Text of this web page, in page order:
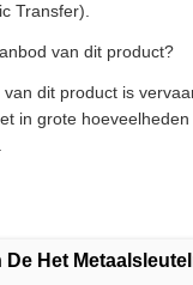
Transfer).
van dit product?
dit product is
in grote
De Het